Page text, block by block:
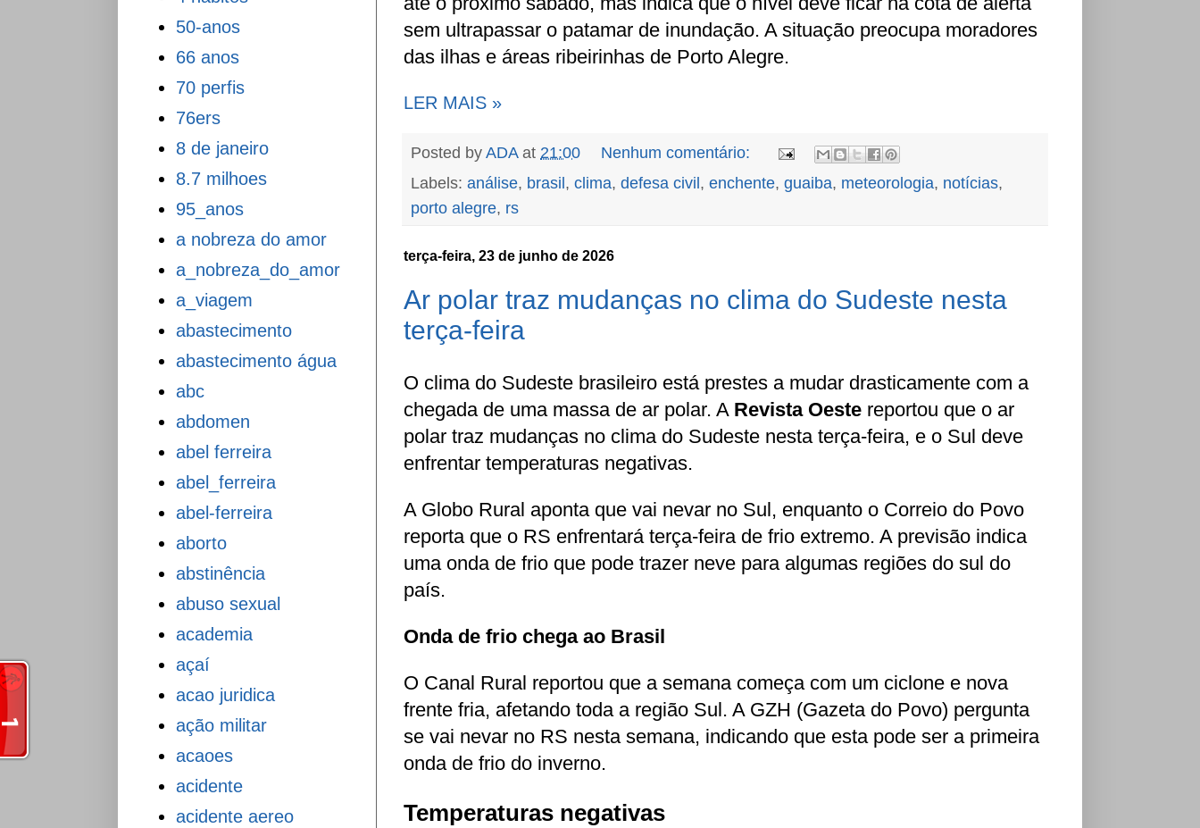
sem ultrapassar o patamar de inundação. A situação preocupa moradores
das ilhas e áreas ribeirinhas de Porto Alegre.
LER MAIS »
Posted by ADA at 21:00
Nenhum comentário:
Labels: análise, brasil , clima, defesa civil , enchente, guaiba, meteorologia, notícias,
porto alegre, rs
terça-feira, 23 de junho de 2026
Ar polar traz mudanças no clima do Sudeste nesta
terça-feira
O clima do Sudeste brasileiro está prestes a mudar drasticamente com a
chegada de uma massa de ar polar. A Revista Oeste reportou que o ar
polar traz mudanças no clima do Sudeste nesta terça-feira, e o Sul deve
enfrentar temperaturas negativas.
A Globo Rural aponta que vai nevar no Sul, enquanto o Correio do Povo
reporta que o RS enfrentará terça-feira de frio extremo. A previsão indica
uma onda de frio que pode trazer neve para algumas regiões do sul do
país.
Onda de frio chega ao Brasil
O Canal Rural reportou que a semana começa com um ciclone e nova
frente fria, afetando toda a região Sul. A GZH (Gazeta do Povo) pergunta
se vai nevar no RS nesta semana, indicando que esta pode ser a primeira
onda de frio do inverno.
Temperaturas negativas
50-anos
66 anos
70 perfis
76ers
8 de janeiro
8.7 milhoes
95_anos
a nobreza do amor
a_nobreza_do_amor
a_viagem
abastecimento
abastecimento água
abc
abdomen
abel ferreira
abel_ferreira
abel-ferreira
aborto
abstinência
abuso sexual
academia
açaí
acao juridica
ação militar
acaoes
acidente
acidente aereo